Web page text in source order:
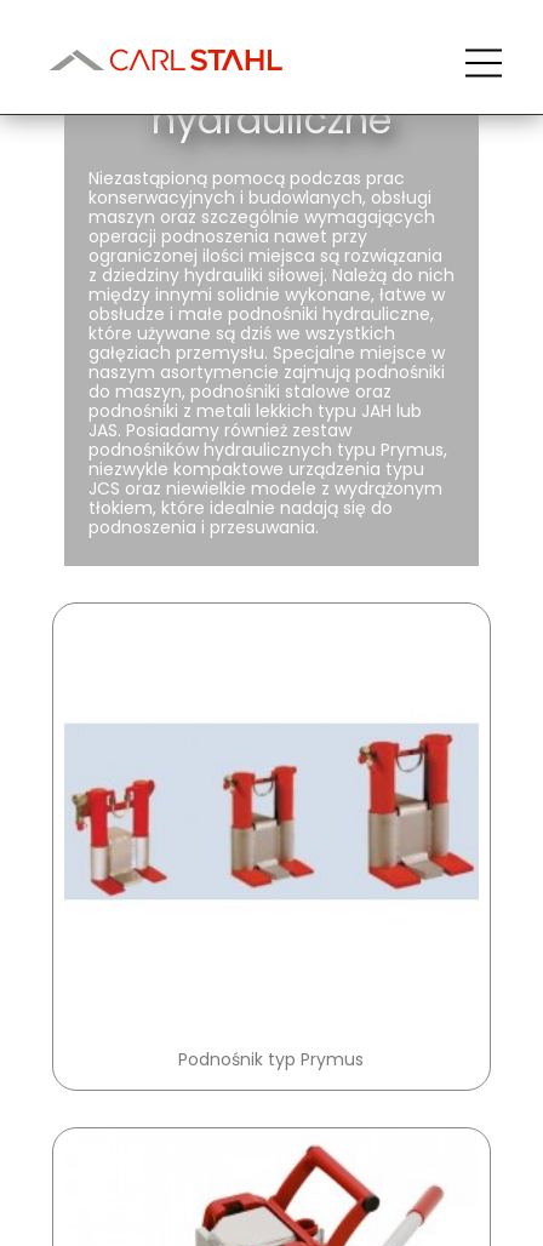
Podnośniki
hydrauliczne
Niezastąpioną pomocą podczas prac
konserwacyjnych i budowlanych, obsługi
maszyn oraz szczególnie wymagających
operacji podnoszenia nawet przy
ograniczonej ilości miejsca są rozwiązania
z dziedziny hydrauliki siłowej. Należą do nich
między innymi solidnie wykonane, łatwe w
obsłudze i małe podnośniki hydrauliczne,
które używane są dziś we wszystkich
gałęziach przemysłu. Specjalne miejsce w
naszym asortymencie zajmują podnośniki
do maszyn, podnośniki stalowe oraz
podnośniki z metali lekkich typu JAH lub
JAS. Posiadamy również zestaw
podnośników hydraulicznych typu Prymus,
niezwykle kompaktowe urządzenia typu
JCS oraz niewielkie modele z wydrążonym
tłokiem, które idealnie nadają się do
podnoszenia i przesuwania.
Podnośnik typ Prymus